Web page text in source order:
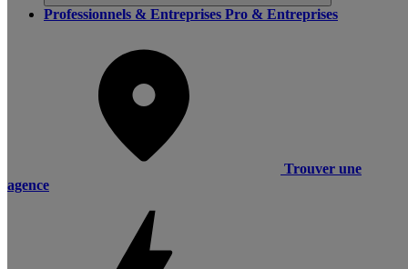
Professionnels & Entreprises Pro & Entreprises
Trouver une
agence